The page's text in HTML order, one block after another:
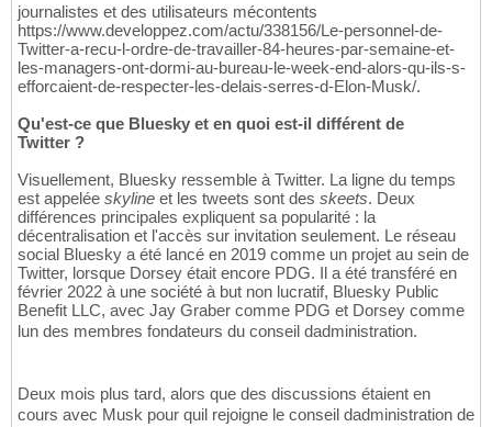
journalistes et des utilisateurs mécontents
https://www.developpez.com/actu/338156/Le-personnel-de-
Twitter-a-recu-l-ordre-de-travailler-84-heures-par-semaine-et-
les-managers-ont-dormi-au-bureau-le-week-end-alors-qu-ils-s-
efforcaient-de-respecter-les-delais-serres-d-Elon-Musk/.
Qu'est-ce que Bluesky et en quoi est-il différent de
Twitter ?
Visuellement, Bluesky ressemble à Twitter. La ligne du temps
est appelée skyline et les tweets sont des skeets. Deux
différences principales expliquent sa popularité : la
décentralisation et l'accès sur invitation seulement. Le réseau
social Bluesky a été lancé en 2019 comme un projet au sein de
Twitter, lorsque Dorsey était encore PDG. Il a été transféré en
février 2022 à une société à but non lucratif, Bluesky Public
Benefit LLC, avec Jay Graber comme PDG et Dorsey comme
lun des membres fondateurs du conseil dadministration.
Deux mois plus tard, alors que des discussions étaient en
cours avec Musk pour quil rejoigne le conseil dadministration de